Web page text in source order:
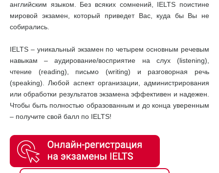
английским языком. Без всяких сомнений, IELTS поистине
мировой экзамен, который приведет Вас, куда бы Вы не
собирались.
IELTS – уникальный экзамен по четырем основным речевым
навыкам – аудирование/восприятие на слух (listening),
чтение (reading), письмо (writing) и разговорная речь
(speaking). Любой аспект организации, администрирования
или обработки результатов экзамена эффективен и надежен.
Чтобы быть полностью образованным и до конца уверенным
– получите свой балл по IELTS!